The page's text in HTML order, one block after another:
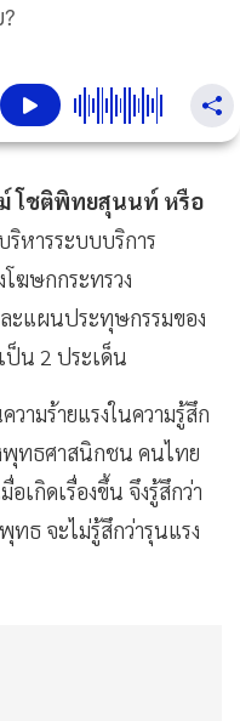
โชติพิทยสุนนท์ หรือ
ริหารระบบบริการ
ฆษกกระทรวง
ะแผนประทุษกรรมของ
ป็น 2 ประเด็น
วามร้ายแรงในความรู้สึก
พุทธศาสนิกชน คนไทย
เกิดเรื่องขึ้น จึงรู้สึกว่า
ธ จะไม่รู้สึกว่ารุนแรง